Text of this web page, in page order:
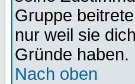
Gruppe
nur weil sie
Gründe haben.
Nach oben